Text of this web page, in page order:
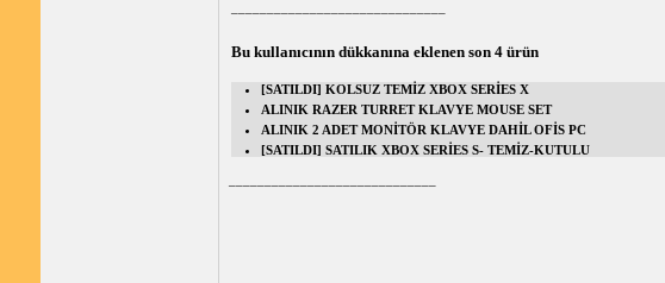
Bu kullanıcının dükkanına eklenen son 4 ürün
[SATILDI] KOLSUZ TEMİZ XBOX SERİES X
ALINIK RAZER TURRET KLAVYE MOUSE SET
ALINIK 2 ADET MONİTÖR KLAVYE DAHİL OFİS PC
[SATILDI] SATILIK XBOX SERİES S- TEMİZ-KUTULU